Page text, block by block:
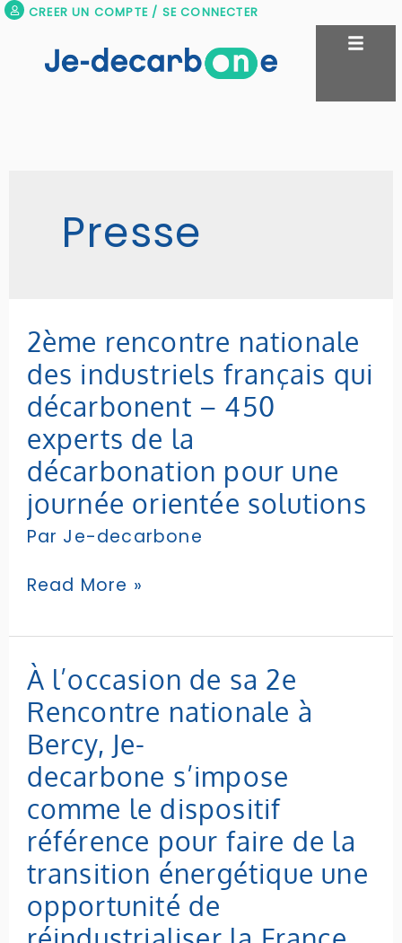
Aller
contenu
CREER UN COMPTE / SE CONNECTER
Presse
2ème rencontre nationale
des industriels français qui
décarbonent – 450
experts de la
décarbonation pour une
journée orientée solutions
Par Je-decarbone
2ème
rencontre
nationale
des
industriels
français
qui
décarbonent
–
450
experts
la
pour
une
journée
orientée
solutions
Read More »
À l’occasion de sa 2e
Rencontre nationale à
Bercy, Je-
decarbone s’impose
comme le dispositif
référence pour faire de la
transition énergétique une
opportunité de
À
l’occasion
de
sa
2e
Rencontre
nationale
à
Bercy, Je-
decarbone s’impose
comme
le
dispositif